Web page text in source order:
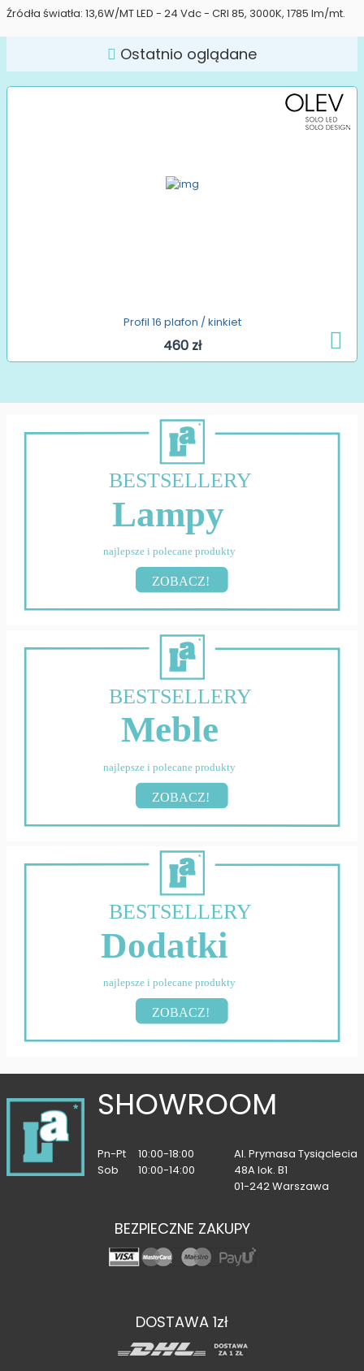
Źródła światła: 13,6W/MT LED - 24 Vdc - CRI 85, 3000K, 1785 lm/mt.
Ostatnio oglądane
Profil 16 plafon / kinkiet
460 zł
BESTSELLERY
Lampy
najlepsze i polecane produkty
ZOBACZ!
BESTSELLERY
Meble
najlepsze i polecane produkty
ZOBACZ!
BESTSELLERY
Dodatki
najlepsze i polecane produkty
ZOBACZ!
SHOWROOM
Pn-Pt
10:00-18:00
Sob
10:00-14:00
Al. Prymasa Tysiąclecia
48A lok. B1
01-242 Warszawa
BEZPIECZNE ZAKUPY
DOSTAWA 1zł